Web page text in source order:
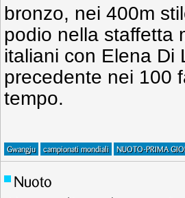
bronzo, nei 400m
podio nella staffetta
italiani con Elena Di
precedente nei 100
tempo.
Gwangju campionati mondiali NUOTO-PRIMA
Nuoto